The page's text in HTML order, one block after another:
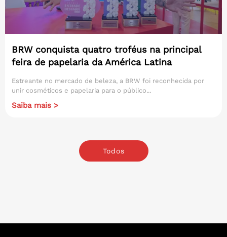
BRW conquista quatro troféus na principal
feira de papelaria da América Latina
Estreante no mercado de beleza, a BRW foi reconhecida por
unir cosméticos e papelaria para o público...
Saiba mais >
Todos